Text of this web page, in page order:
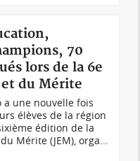
70
lors de la 6e
du Mérite
a une nouvelle fois
élèves de la région
édition de la
Mérite (JEM), orga...